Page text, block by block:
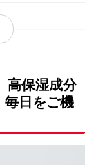
セントレート
をされる方の特
高保湿成分
毎日をご機